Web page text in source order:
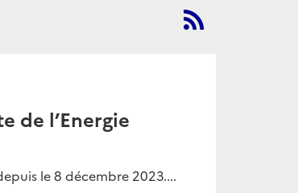
de l’Energie
le 8 décembre 2023....